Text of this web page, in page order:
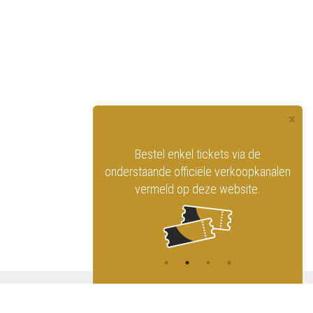
×
Bestel enkel tickets via de
onderstaande officiële verkoopkanalen
vermeld op deze website.